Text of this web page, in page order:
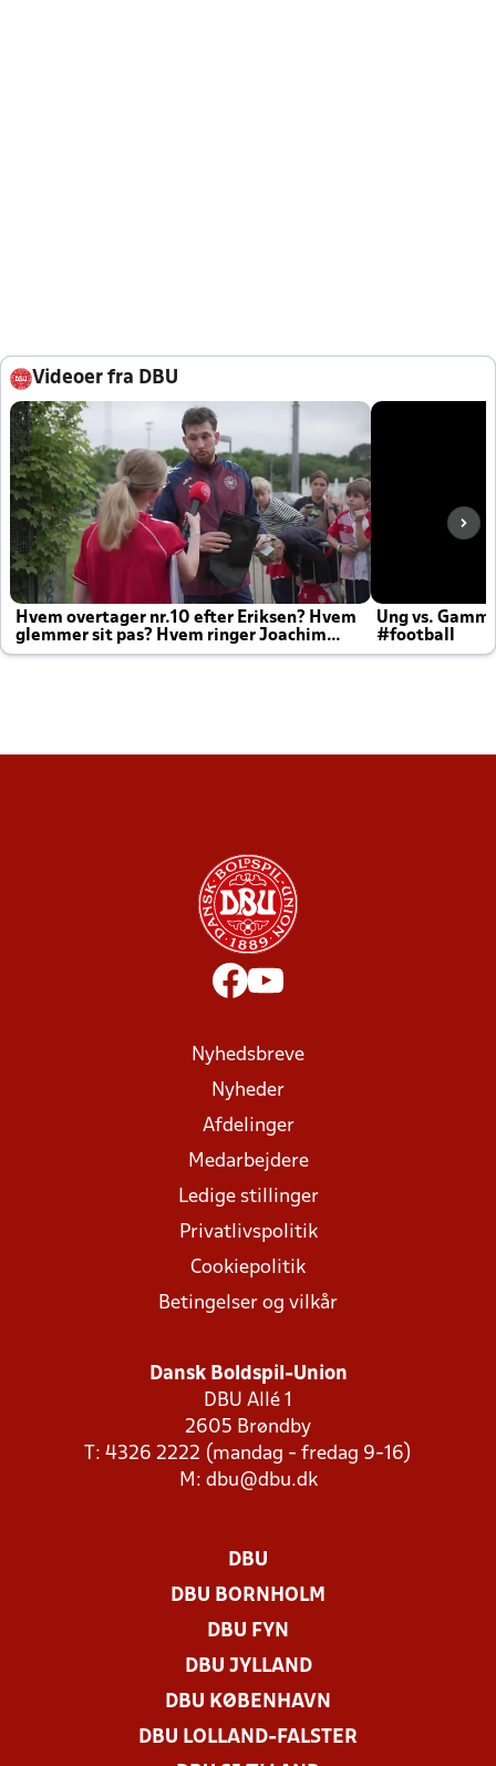
Videoer fra DBU
Hvem overtager nr.10 efter Eriksen? Hvem
glemmer sit pas? Hvem ringer Joachim
altid til efter kampe?
Ung vs.
#football
Nyhedsbreve
Nyheder
Afdelinger
Medarbejdere
Ledige stillinger
Privatlivspolitik
Cookiepolitik
Betingelser og vilkår
Dansk Boldspil-Union
DBU Allé 1
2605 Brøndby
T: 4326 2222 (mandag - fredag 9-16)
M: dbu@dbu.dk
DBU
DBU BORNHOLM
DBU FYN
DBU JYLLAND
DBU KØBENHAVN
DBU LOLLAND-FALSTER